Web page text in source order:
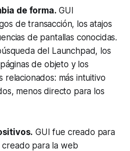
de forma. GUI
de transacción, los atajos
de pantallas conocidas.
del Launchpad, los
de objeto y los
relacionados: más intuitivo
menos directo para los
GUI fue creado para
creado para la web